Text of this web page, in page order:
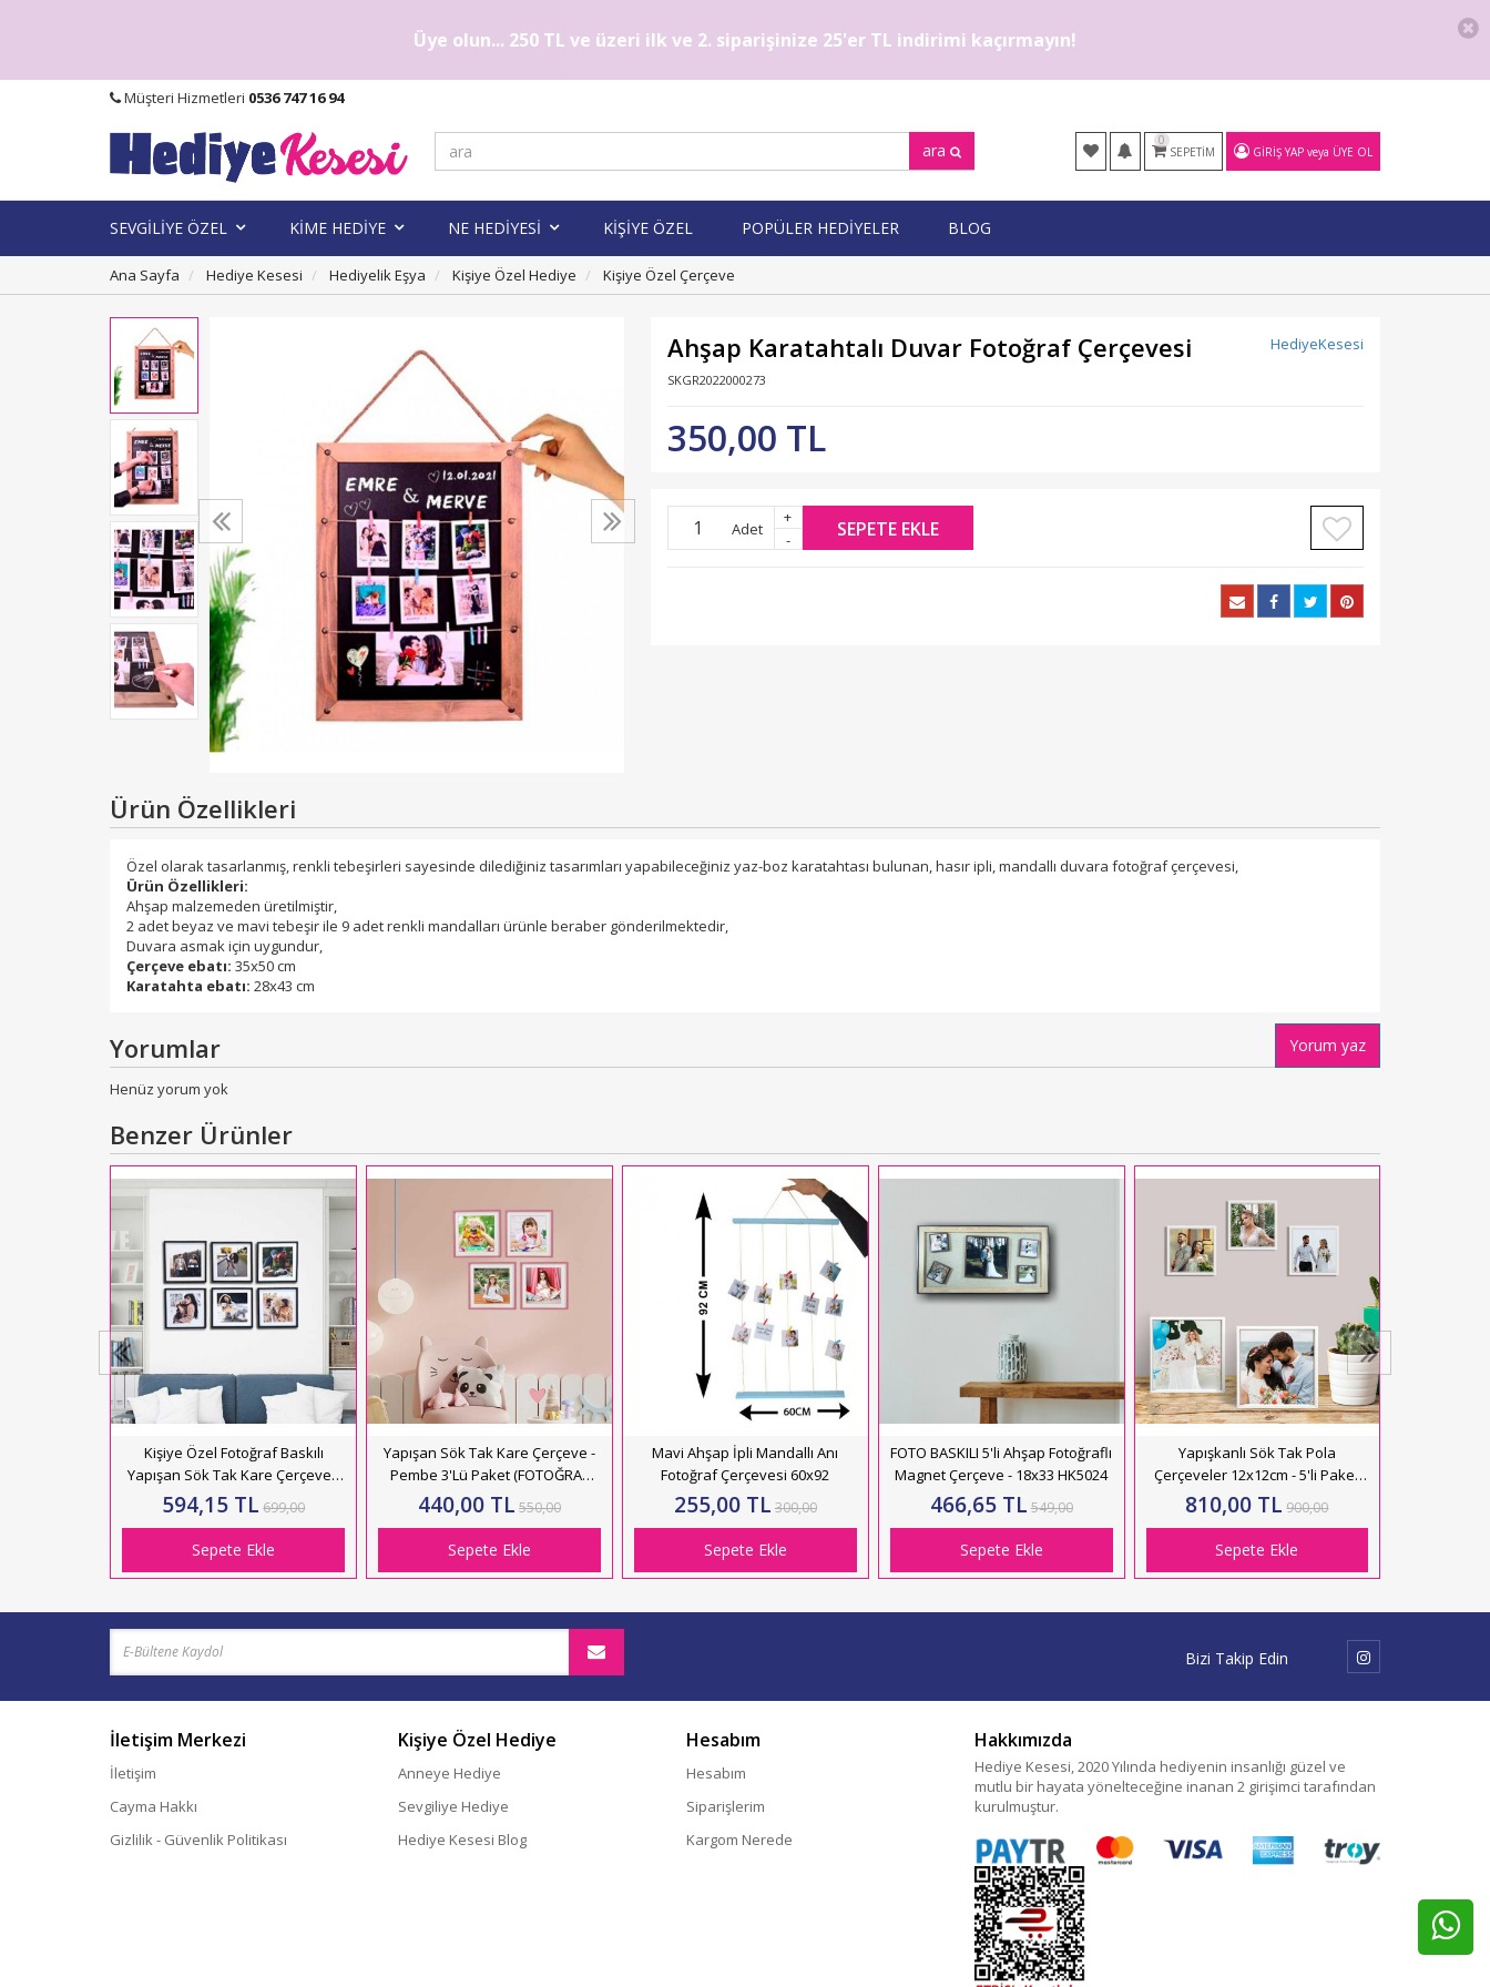
Üye olun... 250 TL ve üzeri ilk ve 2. siparişinize 25'er TL indirimi kaçırmayın!
Müşteri Hizmetleri 0536 747 16 94
0
SEPETIM GIRIŞ YAP veya ÜYE OL
ara
SEVGİLİYE ÖZEL KİME HEDİYE NE HEDİYESİ KİŞİYE ÖZEL POPÜLER HEDİYELER BLOG
Ana Sayfa Hediye Kesesi Hediyelik Eşya Kişiye Özel Hediye Kişiye Özel Çerçeve
HediyeKesesi
Ahşap Karatahtalı Duvar Fotoğraf Çerçevesi
SKGR2022000273
350,00 TL
Adet
+
-
SEPETE EKLE
Ürün Özellikleri
Özel olarak tasarlanmış, renkli tebeşirleri sayesinde dilediğiniz tasarımları yapabileceğiniz yaz-boz karatahtası bulunan, hasır ipli, mandallı duvara fotoğraf çerçevesi,
Ürün Özellikleri:
Ahşap malzemeden üretilmiştir,
2 adet beyaz ve mavi tebeşir ile 9 adet renkli mandalları ürünle beraber gönderilmektedir,
Duvara asmak için uygundur,
Çerçeve ebatı: 35x50 cm
Karatahta ebatı: 28x43 cm
Yorumlar Yorum yaz
Henüz yorum yok
Benzer Ürünler
Kişiye Özel Fotoğraf Baskılı
Yapışan Sök Tak Kare Çerçeve -
Siyah 3'Lü Paket
594,15 TL 699,00
Sepete Ekle
Yapışan Sök Tak Kare Çerçeve -
Pembe 3'Lü Paket (FOTOĞRAF
BASKILI)
440,00 TL 550,00
Sepete Ekle
Mavi Ahşap İpli Mandallı Anı
Fotoğraf Çerçevesi 60x92
255,00 TL 300,00
Sepete Ekle
FOTO BASKILI 5'li Ahşap Fotoğraflı
Magnet Çerçeve - 18x33 HK5024
466,65 TL 549,00
Sepete Ekle
Yapışkanlı Sök Tak Pola
Çerçeveler 12x12cm - 5'li Paket
HK2712
810,00 TL 900,00
Sepete Ekle
Bizi Takip Edin
İletişim Merkezi
İletişim
Cayma Hakkı
Gizlilik - Güvenlik Politikası
Kişiye Özel Hediye
Anneye Hediye
Sevgiliye Hediye
Hediye Kesesi Blog
Hesabım
Hesabım
Siparişlerim
Kargom Nerede
Hakkımızda
Hediye Kesesi, 2020 Yılında hediyenin insanlığı güzel ve
mutlu bir hayata yönelteceğine inanan 2 girişimci tarafından
kurulmuştur.